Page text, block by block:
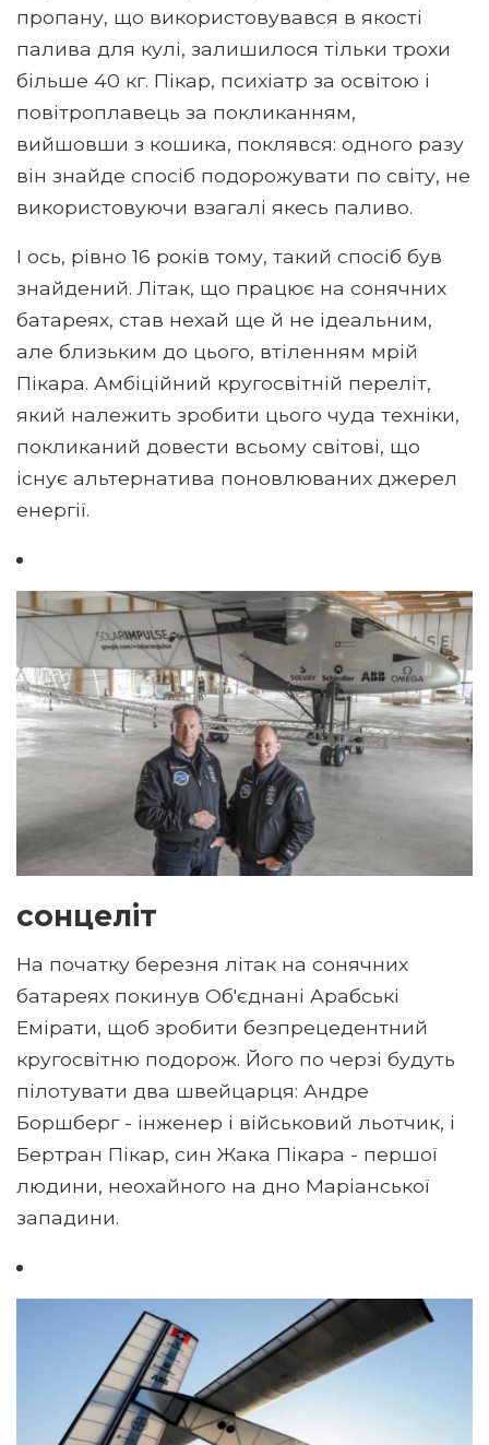
пропану, що використовувався в якості
палива для кулі, залишилося тільки трохи
більше 40 кг. Пікар, психіатр за освітою і
повітроплавець за покликанням,
вийшовши з кошика, поклявся: одного разу
він знайде спосіб подорожувати по світу, не
використовуючи взагалі якесь паливо.
І ось, рівно 16 років тому, такий спосіб був
знайдений. Літак, що працює на сонячних
батареях, став нехай ще й не ідеальним,
але близьким до цього, втіленням мрій
Пікара. Амбіційний кругосвітній переліт,
який належить зробити цього чуда техніки,
покликаний довести всьому світові, що
існує альтернатива поновлюваних джерел
енергії.
сонцеліт
На початку березня літак на сонячних
батареях покинув Об'єднані Арабські
Емірати, щоб зробити безпрецедентний
кругосвітню подорож. Його по черзі будуть
пілотувати два швейцарця: Андре
Боршберг - інженер і військовий льотчик, і
Бертран Пікар, син Жака Пікара - першої
людини, неохайного на дно Маріанської
западини.